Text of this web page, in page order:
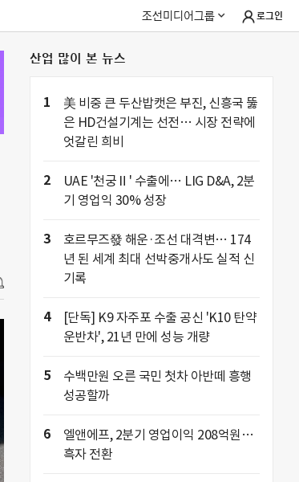
조선미디어그룹 로그인
산업 많이 본 뉴스